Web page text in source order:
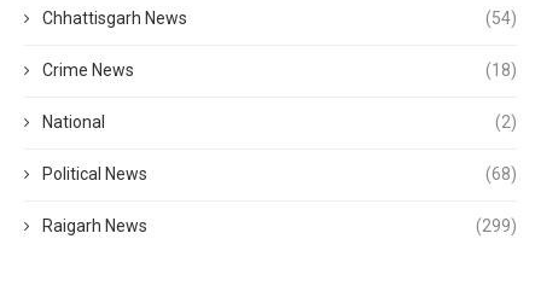
Chhattisgarh News (54)
Crime News (18)
National (2)
Political News (68)
Raigarh News (299)